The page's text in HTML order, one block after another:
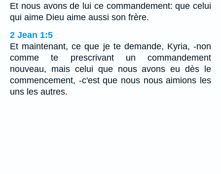
Et nous avons de lui ce commandement: que celui
qui aime Dieu aime aussi son frère.
2 Jean 1:5
Et maintenant, ce que je te demande, Kyria, -non
comme te prescrivant un commandement
nouveau, mais celui que nous avons eu dès le
commencement, -c'est que nous nous aimions les
uns les autres.